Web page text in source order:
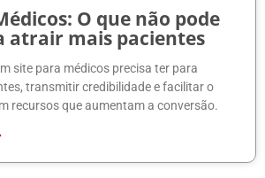
O que não pode
atrair mais pacientes
site para médicos precisa ter para
transmitir credibilidade e facilitar o
recursos que aumentam a conversão.